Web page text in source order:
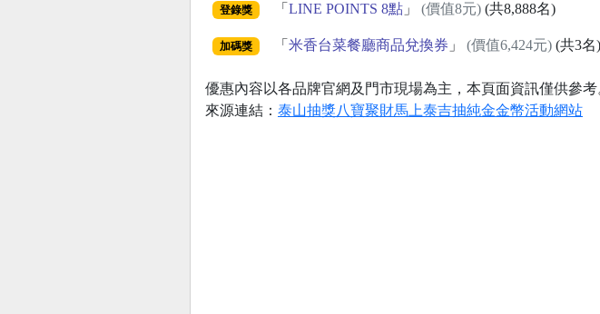
登錄獎 「 LINE POINTS 8點」 (價值8元)(共8,888名)
加碼獎 「 米香台菜餐廳商品兌換券 」 (價值6,424元)(共3名)
優惠內容以各品牌官網及門市現場為主，本頁面資訊僅供參考
來源連結： 泰山抽獎八寶聚財馬上泰吉抽純金金幣活動網站